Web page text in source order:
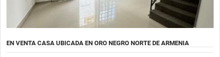
EN VENTA CASA UBICADA EN ORO NEGRO NORTE DE ARMENIA